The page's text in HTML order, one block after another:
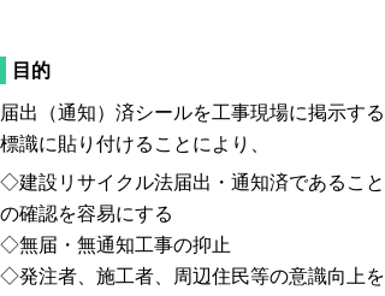
目的
届出（通知）済シールを工事現場に掲示する
標識に貼り付けることにより、
◇建設リサイクル法届出・通知済であること
の確認を容易にする
◇無届・無通知工事の抑止
◇発注者、施工者、周辺住民等の意識向上を